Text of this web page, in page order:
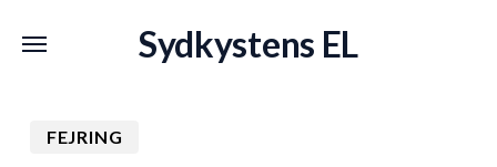
Sydkystens EL
Menu
FEJRING